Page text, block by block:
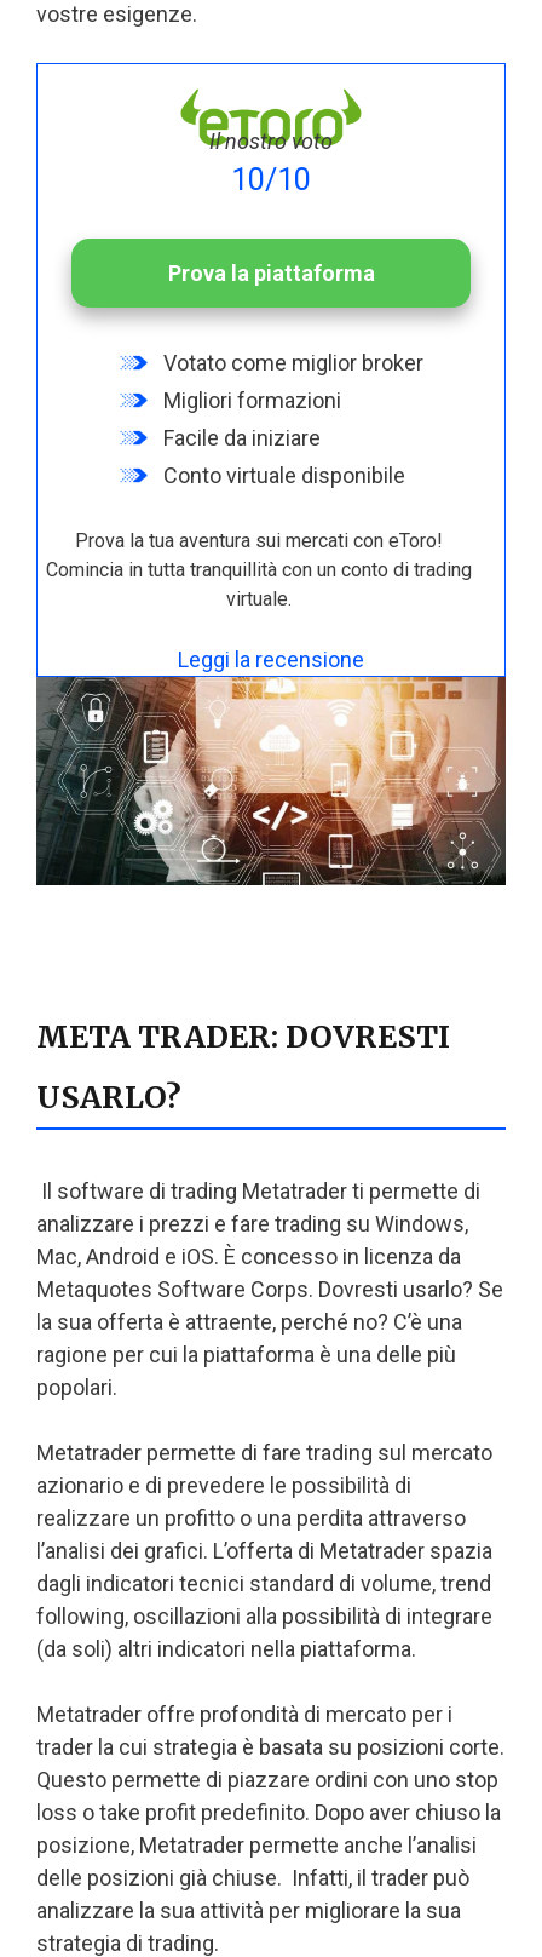
vostre esigenze.
Il nostro voto
10/10
Prova la piattaforma
Votato come miglior broker
Migliori formazioni
Facile da iniziare
Conto virtuale disponibile
Prova la tua aventura sui mercati con eToro!
Comincia in tutta tranquillità con un conto di trading
virtuale.
Leggi la recensione
META TRADER: DOVRESTI
USARLO?
Il software di trading Metatrader ti permette di
analizzare i prezzi e fare trading su Windows,
Mac, Android e iOS. È concesso in licenza da
Metaquotes Software Corps. Dovresti usarlo? Se
la sua offerta è attraente, perché no? C’è una
ragione per cui la piattaforma è una delle più
popolari.
Metatrader permette di fare trading sul mercato
azionario e di prevedere le possibilità di
realizzare un profitto o una perdita attraverso
l’analisi dei grafici. L’offerta di Metatrader spazia
dagli indicatori tecnici standard di volume, trend
following, oscillazioni alla possibilità di integrare
(da soli) altri indicatori nella piattaforma.
Metatrader offre profondità di mercato per i
trader la cui strategia è basata su posizioni corte.
Questo permette di piazzare ordini con uno stop
loss o take profit predefinito. Dopo aver chiuso la
posizione, Metatrader permette anche l’analisi
delle posizioni già chiuse. Infatti, il trader può
analizzare la sua attività per migliorare la sua
strategia di trading.